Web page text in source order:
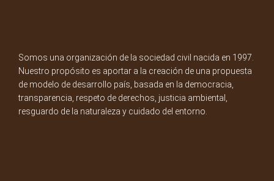
Somos una organización de la sociedad civil nacida en 1997.
Nuestro propósito es aportar a la creación de una propuesta
de modelo de desarrollo país, basada en la democracia,
transparencia, respeto de derechos, justicia ambiental,
resguardo de la naturaleza y cuidado del entorno.